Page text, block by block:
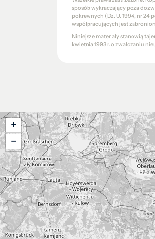
sposób wykraczający poza
pokrewnych (Dz. U. 1994, nr 24
współpracujących jest
Niniejsze materiały stanowią
kwietnia 1993 r. o zwalczaniu
+
−